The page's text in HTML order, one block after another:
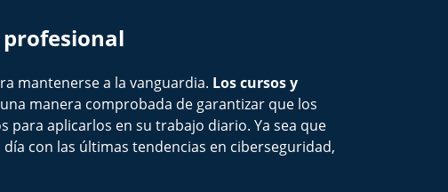
mantenerse a la vanguardia. Los cursos y
manera comprobada de garantizar que los
aplicarlos en su trabajo diario. Ya sea que
con las últimas tendencias en ciberseguridad,